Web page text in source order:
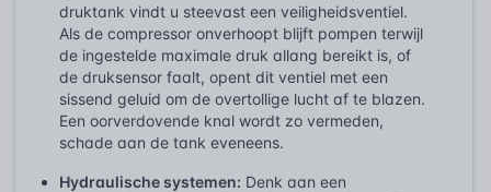
druktank vindt u steevast een veiligheidsventiel.
Als de compressor onverhoopt blijft pompen terwijl
de ingestelde maximale druk allang bereikt is, of
de druksensor faalt, opent dit ventiel met een
sissend geluid om de overtollige lucht af te blazen.
Een oorverdovende knal wordt zo vermeden,
schade aan de tank eveneens.
Hydraulische systemen: Denk aan een